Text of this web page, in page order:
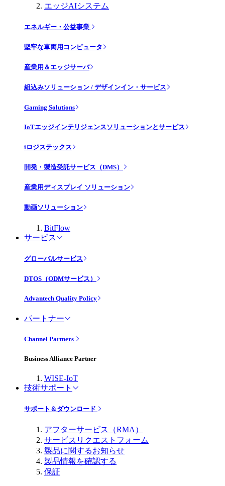
エッジAIシステム
エネルギー・公益事業
堅牢な車両用コンピュータ
産業用＆エッジサーバ
組込みソリューション / デザインイン・サービス
Gaming Solutions
IoTエッジインテリジェンスソリューションとサービス
iロジステックス
開発・製造受託サービス（DMS）
産業用ディスプレイ ソリューション
動画ソリューション
BitFlow
サービス
グローバルサービス
DTOS（ODMサービス）
Advantech Quality Policy
パートナー
Channel Partners
Business Alliance Partner
WISE-IoT
技術サポート
サポート＆ダウンロード
アフターサービス（RMA）
サービスリクエストフォーム
製品に関するお知らせ
製品情報を確認する
保証